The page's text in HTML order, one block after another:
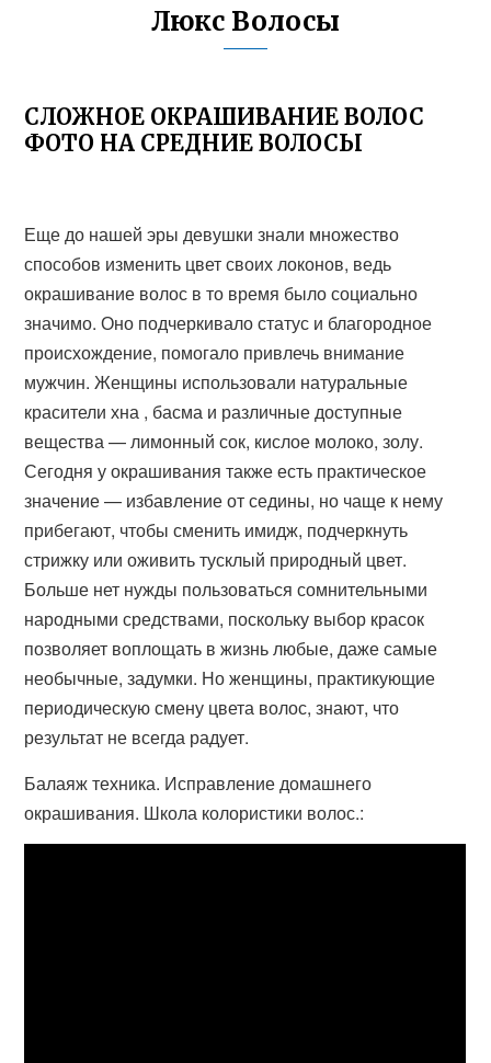
Люкс Волосы
СЛОЖНОЕ ОКРАШИВАНИЕ ВОЛОС
ФОТО НА СРЕДНИЕ ВОЛОСЫ
Еще до нашей эры девушки знали множество
способов изменить цвет своих локонов, ведь
окрашивание волос в то время было социально
значимо. Оно подчеркивало статус и благородное
происхождение, помогало привлечь внимание
мужчин. Женщины использовали натуральные
красители хна , басма и различные доступные
вещества — лимонный сок, кислое молоко, золу.
Сегодня у окрашивания также есть практическое
значение — избавление от седины, но чаще к нему
прибегают, чтобы сменить имидж, подчеркнуть
стрижку или оживить тусклый природный цвет.
Больше нет нужды пользоваться сомнительными
народными средствами, поскольку выбор красок
позволяет воплощать в жизнь любые, даже самые
необычные, задумки. Но женщины, практикующие
периодическую смену цвета волос, знают, что
результат не всегда радует.
Балаяж техника. Исправление домашнего
окрашивания. Школа колористики волос.: